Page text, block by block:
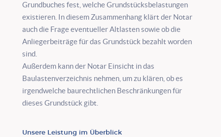
Grundbuches fest, welche Grundstücksbelastungen
existieren. In diesem Zusammenhang klärt der Notar
auch die Frage eventueller Altlasten sowie ob die
Anliegerbeiträge für das Grundstück bezahlt worden
sind.
Außerdem kann der Notar Einsicht in das
Baulastenverzeichnis nehmen, um zu klären, ob es
irgendwelche baurechtlichen Beschränkungen für
dieses Grundstück gibt.
Unsere Leistung im Überblick